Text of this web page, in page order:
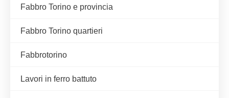
Fabbro Torino e provincia
Fabbro Torino quartieri
Fabbrotorino
Lavori in ferro battuto